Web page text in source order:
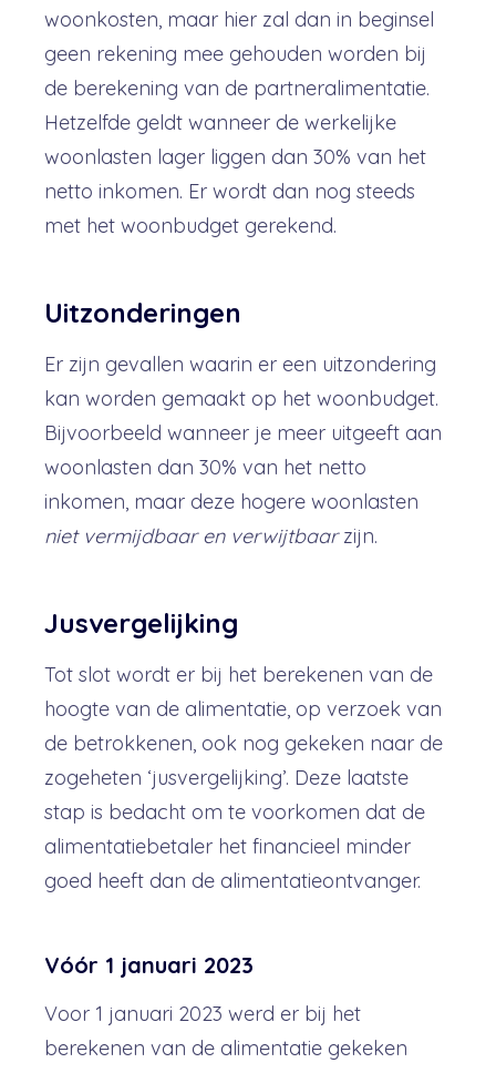
woonkosten, maar hier zal dan in beginsel
geen rekening mee gehouden worden bij
de berekening van de partneralimentatie.
Hetzelfde geldt wanneer de werkelijke
woonlasten lager liggen dan 30% van het
netto inkomen. Er wordt dan nog steeds
met het woonbudget gerekend.
Uitzonderingen
Er zijn gevallen waarin er een uitzondering
kan worden gemaakt op het woonbudget.
Bijvoorbeeld wanneer je meer uitgeeft aan
woonlasten dan 30% van het netto
inkomen, maar deze hogere woonlasten
niet vermijdbaar en verwijtbaarzijn.
Jusvergelijking
Tot slot wordt er bij het berekenen van de
hoogte van de alimentatie, op verzoek van
de betrokkenen, ook nog gekeken naar de
zogeheten ‘jusvergelijking’. Deze laatste
stap is bedacht om te voorkomen dat de
alimentatiebetaler het financieel minder
goed heeft dan de alimentatieontvanger.
Vóór 1 januari 2023
Voor 1 januari 2023 werd er bij het
berekenen van de alimentatie gekeken